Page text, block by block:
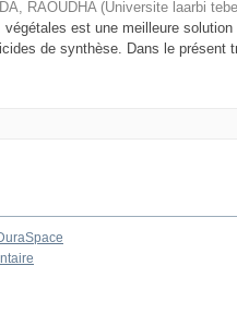
RAOUDHA (Universite laarbi
végétales est une meilleure
de synthèse. Dans le présent